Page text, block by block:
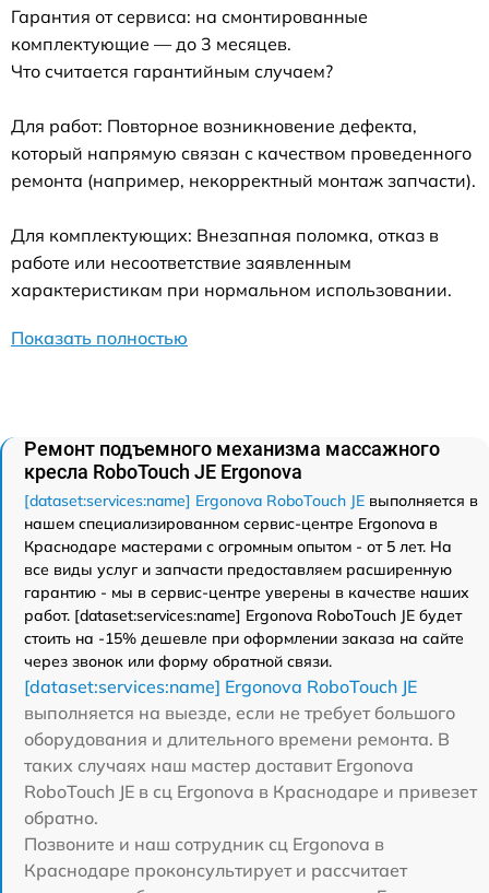
Гарантия от сервиса: на смонтированные
комплектующие — до 3 месяцев.
Что считается гарантийным случаем?
Для работ: Повторное возникновение дефекта,
который напрямую связан с качеством проведенного
ремонта (например, некорректный монтаж запчасти).
Для комплектующих: Внезапная поломка, отказ в
работе или несоответствие заявленным
характеристикам при нормальном использовании.
Показать полностью
Ремонт подъемного механизма массажного
кресла RoboTouch JE Ergonova
[dataset:services:name] Ergonova RoboTouch JE выполняется в
нашем специализированном сервис-центре Ergonova в
Краснодаре мастерами с огромным опытом - от 5 лет. На
все виды услуг и запчасти предоставляем расширенную
гарантию - мы в сервис-центре уверены в качестве наших
работ. [dataset:services:name] Ergonova RoboTouch JE будет
стоить на -15% дешевле при оформлении заказа на сайте
через звонок или форму обратной связи.
[dataset:services:name] Ergonova RoboTouch JE
выполняется на выезде, если не требует большого
оборудования и длительного времени ремонта. В
таких случаях наш мастер доставит Ergonova
RoboTouch JE в сц Ergonova в Краснодаре и привезет
обратно.
Позвоните и наш сотрудник сц Ergonova в
Краснодаре проконсультирует и рассчитает